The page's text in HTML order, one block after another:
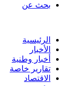
بحث عن
الرئيسية
الأخبار
أخبار وطنية
تقارير خاصة
الاقتصاد